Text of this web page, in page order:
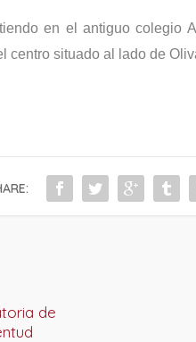
en el antiguo colegio
centro situado al lado de
de